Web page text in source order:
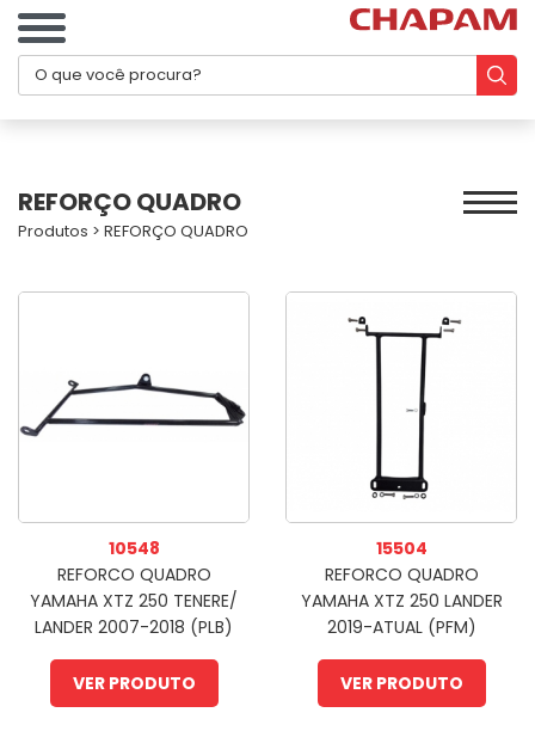
REFORÇO QUADRO
Produtos > REFORÇO QUADRO
10548
REFORCO QUADRO
YAMAHA XTZ 250 TENERE/
LANDER 2007-2018 (PLB)
VER PRODUTO
15504
REFORCO QUADRO
YAMAHA XTZ 250 LANDER
2019-ATUAL (PFM)
VER PRODUTO